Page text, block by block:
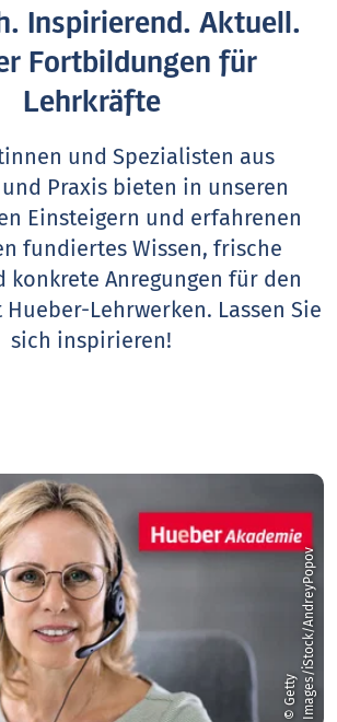
Inspirierend. Aktuell.
Fortbildungen für
Lehrkräfte
und Spezialisten aus
Praxis bieten in unseren
Einsteigern und erfahrenen
fundiertes Wissen, frische
konkrete Anregungen für den
Lehrwerken. Lassen Sie
sich inspirieren!
©
G
e
t
t
y
I
m
a
g
e
s
/
i
S
t
o
c
k
/
A
n
d
r
e
y
P
o
p
ov